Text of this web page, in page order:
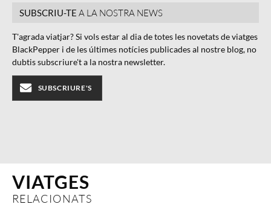
SUBSCRIU-TE A LA NOSTRA NEWS
T'agrada viatjar? Si vols estar al dia de totes les novetats de viatges
BlackPepper i de les últimes notícies publicades al nostre blog, no
dubtis subscriure't a la nostra newsletter.
SUBSCRIURE'S
VIATGES
RELACIONATS